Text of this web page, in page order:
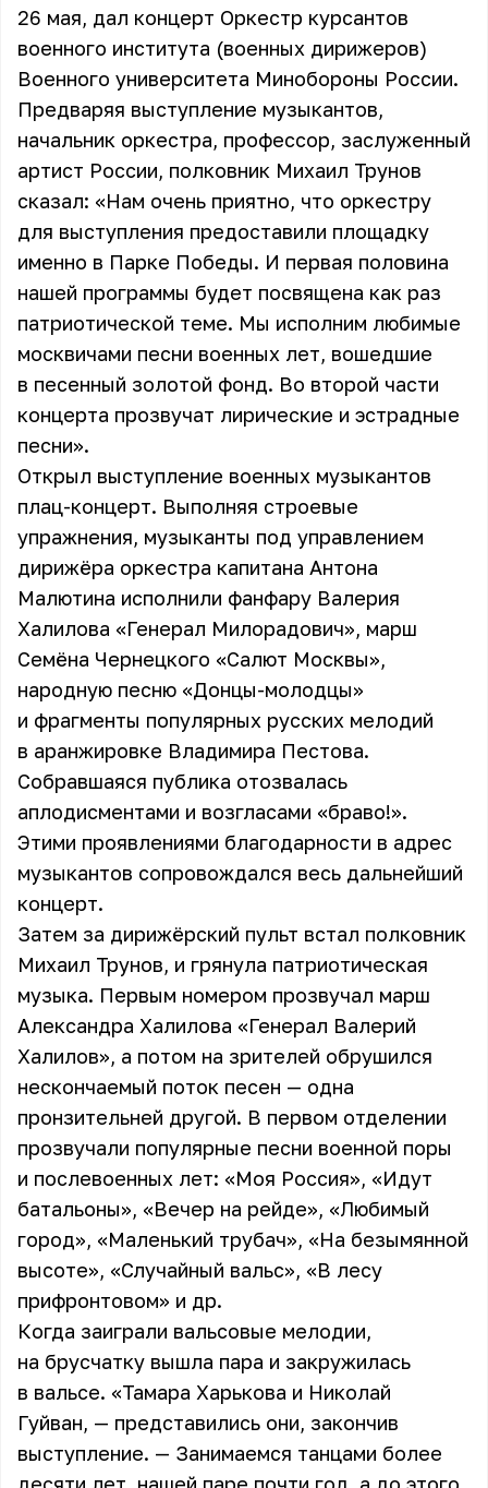
26 мая, дал концерт Оркестр курсантов
военного института (военных дирижеров)
Военного университета Минобороны России.
Предваряя выступление музыкантов,
начальник оркестра, профессор, заслуженный
артист России, полковник Михаил Трунов
сказал: «Нам очень приятно, что оркестру
для выступления предоставили площадку
именно в Парке Победы. И первая половина
нашей программы будет посвящена как раз
патриотической теме. Мы исполним любимые
москвичами песни военных лет, вошедшие
в песенный золотой фонд. Во второй части
концерта прозвучат лирические и эстрадные
песни».
Открыл выступление военных музыкантов
плац-концерт. Выполняя строевые
упражнения, музыканты под управлением
дирижёра оркестра капитана Антона
Малютина исполнили фанфару Валерия
Халилова «Генерал Милорадович», марш
Семёна Чернецкого «Салют Москвы»,
народную песню «Донцы-молодцы»
и фрагменты популярных русских мелодий
в аранжировке Владимира Пестова.
Собравшаяся публика отозвалась
аплодисментами и возгласами «браво!».
Этими проявлениями благодарности в адрес
музыкантов сопровождался весь дальнейший
концерт.
Затем за дирижёрский пульт встал полковник
Михаил Трунов, и грянула патриотическая
музыка. Первым номером прозвучал марш
Александра Халилова «Генерал Валерий
Халилов», а потом на зрителей обрушился
нескончаемый поток песен — одна
пронзительней другой. В первом отделении
прозвучали популярные песни военной поры
и послевоенных лет: «Моя Россия», «Идут
батальоны», «Вечер на рейде», «Любимый
город», «Маленький трубач», «На безымянной
высоте», «Случайный вальс», «В лесу
прифронтовом» и др.
Когда заиграли вальсовые мелодии,
на брусчатку вышла пара и закружилась
в вальсе. «Тамара Харькова и Николай
Гуйван, — представились они, закончив
выступление. — Занимаемся танцами более